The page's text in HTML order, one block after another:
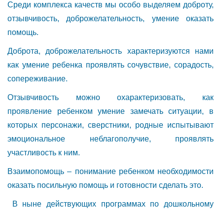
Среди комплекса качеств мы особо выделяем доброту,
отзывчивость, доброжелательность, умение оказать
помощь.
Доброта, доброжелательность характеризуются нами
как умение ребенка проявлять сочувствие, сорадость,
сопереживание.
Отзывчивость можно охарактеризовать, как
проявление ребенком умение замечать ситуации, в
которых персонажи, сверстники, родные испытывают
эмоциональное неблагополучие, проявлять
участливость к ним.
Взаимопомощь – понимание ребенком необходимости
оказать посильную помощь и готовности сделать это.
В ныне действующих программах по дошкольному